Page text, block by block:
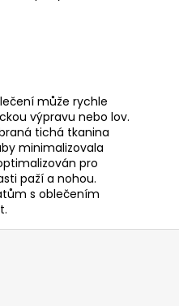
může rychle
výpravu nebo lov.
tichá tkanina
minimalizovala
pro
paží a nohou.
s oblečením